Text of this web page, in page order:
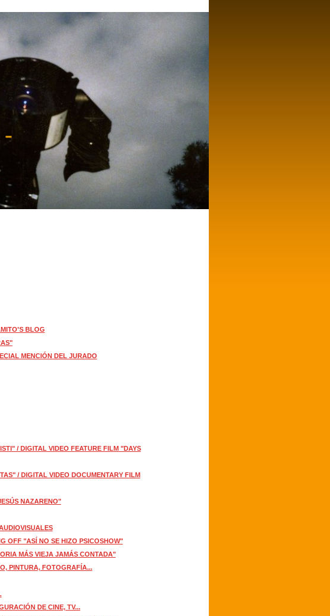
BLOG
MENCIÓN DEL JURADO
/ DIGITAL VIDEO FEATURE FILM "DAYS
/ DIGITAL VIDEO DOCUMENTARY FILM
NAZARENO"
OFF "ASÍ NO SE HIZO PSICOSHOW"
MÁS VIEJA JAMÁS CONTADA"
PINTURA, FOTOGRAFÍA...
DE CINE, TV...